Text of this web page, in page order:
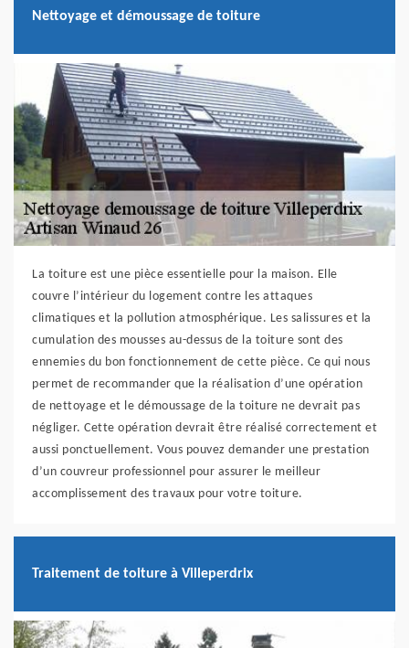
Nettoyage et démoussage de toiture
La toiture est une pièce essentielle pour la maison. Elle
couvre l’intérieur du logement contre les attaques
climatiques et la pollution atmosphérique. Les salissures et la
cumulation des mousses au-dessus de la toiture sont des
ennemies du bon fonctionnement de cette pièce. Ce qui nous
permet de recommander que la réalisation d’une opération
de nettoyage et le démoussage de la toiture ne devrait pas
négliger. Cette opération devrait être réalisé correctement et
aussi ponctuellement. Vous pouvez demander une prestation
d’un couvreur professionnel pour assurer le meilleur
accomplissement des travaux pour votre toiture.
Traitement de toiture à Villeperdrix